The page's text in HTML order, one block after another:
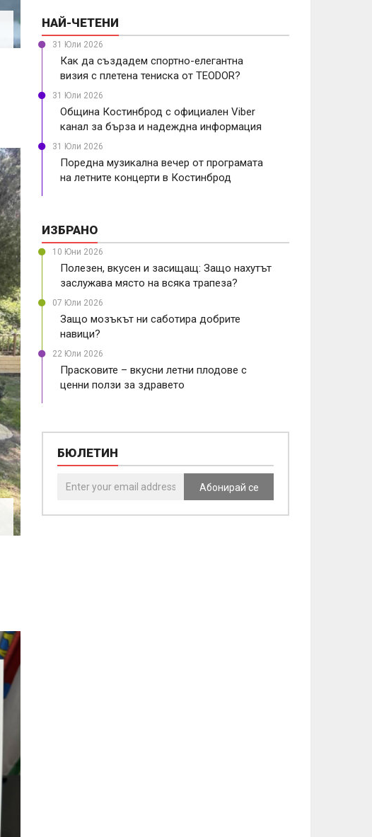
НАЙ-ЧЕТЕНИ
31 Юли 2026
Как да създадем спортно-елегантна
визия с плетена тениска от TEODOR?
31 Юли 2026
Община Костинброд с официален Viber
канал за бърза и надеждна информация
31 Юли 2026
Поредна музикална вечер от програмата
на летните концерти в Костинброд
ИЗБРАНО
10 Юни 2026
Полезен, вкусен и засищащ: Защо нахутът
заслужава място на всяка трапеза?
07 Юли 2026
Защо мозъкът ни саботира добрите
навици?
22 Юли 2026
Прасковите – вкусни летни плодове с
ценни ползи за здравето
БЮЛЕТИН
Абонирай се